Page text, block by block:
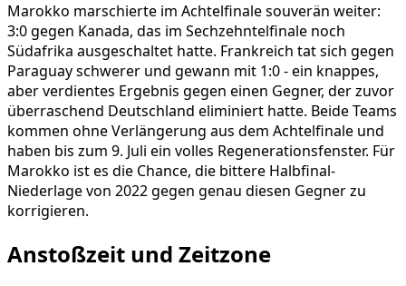
Marokko marschierte im Achtelfinale souverän weiter:
3:0 gegen Kanada, das im Sechzehntelfinale noch
Südafrika ausgeschaltet hatte. Frankreich tat sich gegen
Paraguay schwerer und gewann mit 1:0 - ein knappes,
aber verdientes Ergebnis gegen einen Gegner, der zuvor
überraschend Deutschland eliminiert hatte. Beide Teams
kommen ohne Verlängerung aus dem Achtelfinale und
haben bis zum 9. Juli ein volles Regenerationsfenster. Für
Marokko ist es die Chance, die bittere Halbfinal-
Niederlage von 2022 gegen genau diesen Gegner zu
korrigieren.
Anstoßzeit und Zeitzone